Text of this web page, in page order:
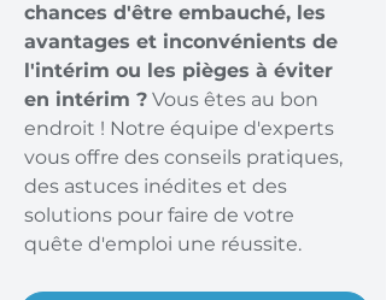
chances d'être embauché, les
avantages et inconvénients de
l'intérim ou les pièges à éviter
en intérim ? Vous êtes au bon
endroit ! Notre équipe d'experts
vous offre des conseils pratiques,
des astuces inédites et des
solutions pour faire de votre
quête d'emploi une réussite.